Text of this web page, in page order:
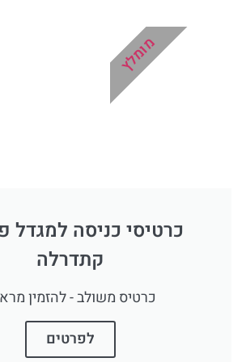
לחצו פה!
כרטיסי כניסה למגדל
קתדרלה
כרטיס משולב - להזמין
לפרטים
מומלץ